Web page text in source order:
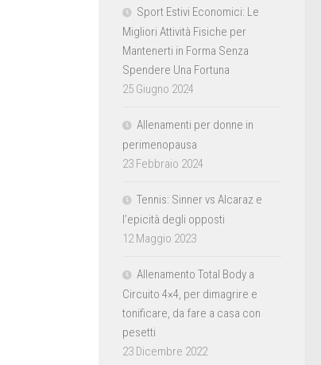
Sport Estivi Economici: Le
Migliori Attività Fisiche per
Mantenerti in Forma Senza
Spendere Una Fortuna
25 Giugno 2024
Allenamenti per donne in
perimenopausa
23 Febbraio 2024
Tennis: Sinner vs Alcaraz e
l’epicità degli opposti
12 Maggio 2023
Allenamento Total Body a
Circuito 4×4, per dimagrire e
tonificare, da fare a casa con
pesetti
23 Dicembre 2022